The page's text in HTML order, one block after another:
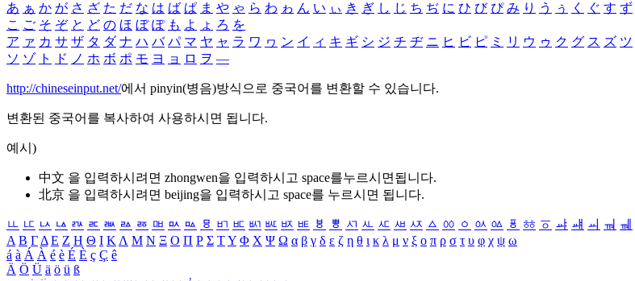
あ ぁ か が さ ざ た だ な は ば ぱ ま や ゃ ら わ ゎ ん い ぃ き ぎ し じ ち ぢ に ひ び ぴ み り う ぅ く ぐ す ず
こ ご そ ぞ と ど の ほ ぼ ぽ も よ ょ ろ を
ア ァ カ サ ザ タ ダ ナ ハ バ パ マ ヤ ャ ラ ワ ヮ ン イ ィ キ ギ シ ジ チ ヂ ニ ヒ ビ ピ ミ リ ウ ゥ ク グ ス ズ ツ
ソ ゾ ト ド ノ ホ ボ ポ モ ヨ ョ ロ ヲ ―
http://chineseinput.net/에서 pinyin(병음)방식으로 중국어를 변환할 수 있습니다.
변환된 중국어를 복사하여 사용하시면 됩니다.
예시)
中文 을 입력하시려면 zhongwen을 입력하시고 space를누르시면됩니다.
北京 을 입력하시려면 beijing을 입력하시고 space를 누르시면 됩니다.
ㅥ ㅦ ㅧ ㅨ ㅩ ㅪ ㅫ ㅬ ㅭ ㅮ ㅯ ㅰ ㅱ ㅲ ㅳ ㅴ ㅵ ㅶ ㅷ ㅸ ㅹ ㅺ ㅻ ㅼ ㅽ ㅾ ㅿ ㆀ ㆁ ㆂ ㆃ ㆄ ㆅ ㆆ ㆇ ㆈ ㆉ ㆊ ㆋ
Α Β ΓΔ Ε Ζ Η Θ Ι ΚΛ Μ Ν Ξ Ο Π Ρ Σ ΤΥ Φ Χ Ψ Ω α β γ δ ε ζ η θ ι κ λ μ ν ξ ο π ρ σ τ υ φ χ ψ ω
á à Á À é è É È ç Ç ê
Ä Ö Ü ä ö ü ß